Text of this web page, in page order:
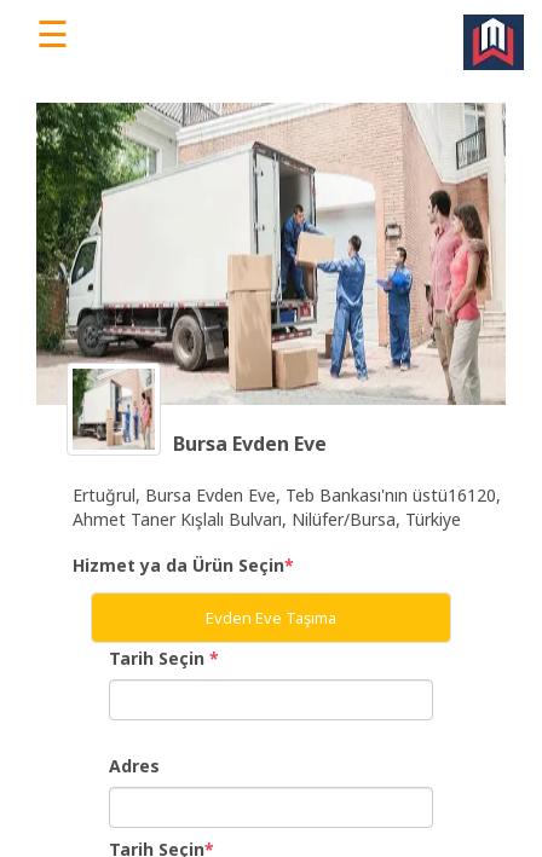
Türkiye'nin
Dijital
Yeri
Platformu
Ücretsiz
☰
Bursa Evden Eve
Ertuğrul, Bursa Evden Eve, Teb Bankası'nın üstü16120,
Ahmet Taner Kışlalı Bulvarı, Nilüfer/Bursa, Türkiye
Hizmet ya da Ürün Seçin*
Evden Eve Taşıma
Tarih Seçin *
Adres
Tarih Seçin*